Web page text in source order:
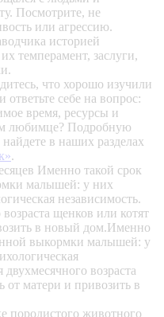
Посмотрите, не
или агрессию.
историей
темперамент, заслуги,
что хорошо изучили
себе на вопрос:
время, ресурсы и
любимце? Подробную
в наших разделах
.
Именно такой срок
малышей: у них
независимость.
щенков или котят
в новый дом.Именно
выкормки малышей: у
возраста
матери и привозить в
породистого животного